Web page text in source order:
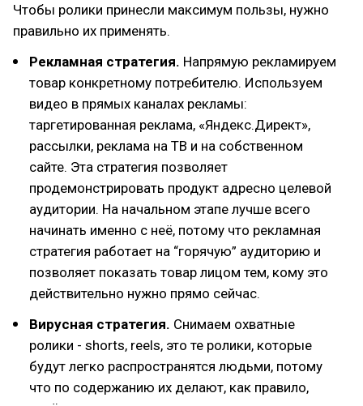
Чтобы ролики принесли максимум пользы, нужно
правильно их применять.
Рекламная стратегия. Напрямую рекламируем
товар конкретному потребителю. Используем
видео в прямых каналах рекламы:
таргетированная реклама, «Яндекс.Директ»,
рассылки, реклама на ТВ и на собственном
сайте. Эта стратегия позволяет
продемонстрировать продукт адресно целевой
аудитории. На начальном этапе лучше всего
начинать именно с неё, потому что рекламная
стратегия работает на “горячую” аудиторию и
позволяет показать товар лицом тем, кому это
действительно нужно прямо сейчас.
Вирусная стратегия. Снимаем охватные
ролики - shorts, reels, это те ролики, которые
будут легко распространятся людьми, потому
что по содержанию их делают, как правило,